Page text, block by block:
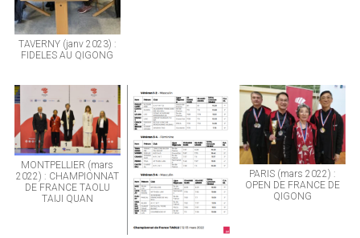
TAVERNY (janv 2023) :
FIDELES AU QIGONG
MONTPELLIER (mars
2022) : CHAMPIONNAT
DE FRANCE TAOLU
TAIJI QUAN
PARIS (mars 2022) :
OPEN DE FRANCE DE
QIGONG